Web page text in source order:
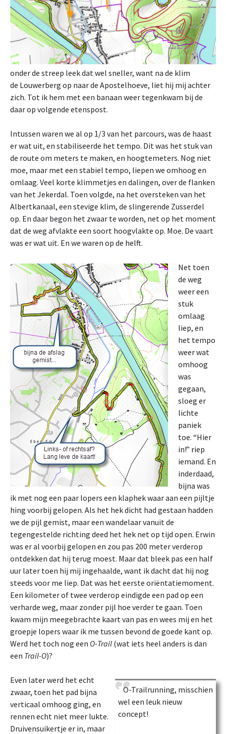
onder de streep leek dat wel sneller, want na de klim
de Louwerberg op naar de Apostelhoeve, liet hij mij achter
zich. Tot ik hem met een banaan weer tegenkwam bij de
daar op volgende etenspost.
Intussen waren we al op 1/3 van het parcours, was de haast
er wat uit, en stabiliseerde het tempo. Dit was het stuk van
de route om meters te maken, en hoogtemeters. Nog niet
moe, maar met een stabiel tempo, liepen we omhoog en
omlaag. Veel korte klimmetjes en dalingen, over de flanken
van het Jekerdal. Toen volgde, na het oversteken van het
Albertkanaal, een stevige klim, de slingerende Zusserdel
op. En daar begon het zwaar te worden, net op het moment
dat de weg afvlakte een soort hoogvlakte op. Moe. De vaart
was er wat uit. En we waren op de helft.
Net toen
de weg
weer een
stuk
omlaag
liep, en
het tempo
weer wat
omhoog
was
gegaan,
sloeg er
lichte
paniek
toe. “Hier
in!” riep
iemand. En
inderdaad,
bijna was
ik met nog een paar lopers een klaphek waar aan een pijltje
hing voorbij gelopen. Als het hek dicht had gestaan hadden
we de pijl gemist, maar een wandelaar vanuit de
tegengestelde richting deed het hek net op tijd open. Erwin
was er al voorbij gelopen en zou pas 200 meter verderop
ontdekken dat hij terug moest. Maar dat bleek pas een half
uur later toen hij mij ingehaalde, want ik dacht dat hij nog
steeds voor me liep. Dat was het eerste oriëntatiemoment.
Een kilometer of twee verderop eindigde een pad op een
verharde weg, maar zonder pijl hoe verder te gaan. Toen
kwam mijn meegebrachte kaart van pas en wees mij en het
groepje lopers waar ik me tussen bevond de goede kant op.
Werd het toch nog een O-Trail (wat iets heel anders is dan
een Trail-O)?
O-Trailrunning, misschien
wel een leuk nieuw
concept!
Even later werd het echt
zwaar, toen het pad bijna
verticaal omhoog ging, en
rennen echt niet meer lukte.
Druivensuikertje er in, maar